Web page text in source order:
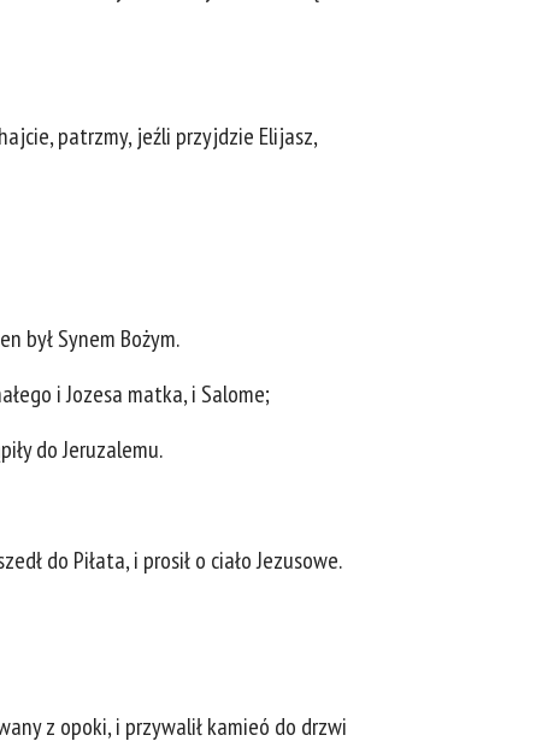
patrzmy, jeźli przyjdzie Elijasz,
był Synem Bożym.
i Jozesa matka, i Salome;
do Jeruzalemu.
do Piłata, i prosił o ciało Jezusowe.
z opoki, i przywalił kamieó do drzwi